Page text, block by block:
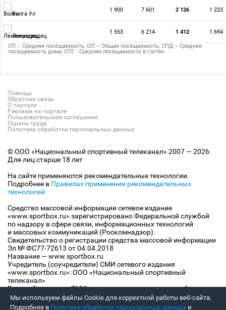
Волга Ул
1 900 7 601 2 126 1 223
Ленинградец
1 553 6 214 1 412 1 694
СП – Средняя посещаемость, ОП – Общая посещаемость, СПД – Средняя
посещаемость дома, СПГ - Средняя посещаемость в гостях
Помощь
Обратная связь
О портале
Реклама на портале
Пользовательское соглашение
Охрана труда
Политика обработки персональных данных
© ООО «Национальный спортивный телеканал» 2007 — 2026.
Для лиц старше 18 лет
На сайте применяются рекомендательные технологии.
Подробнее в Правилах применения рекомендательных
технологий
Средство массовой информации сетевое издание
«www.sportbox.ru» зарегистрировано Федеральной службой
по надзору в сфере связи, информационных технологий
и массовых коммуникаций (Роскомнадзор).
Свидетельство о регистрации средства массовой информации
Эл № ФС77-72613 от 04.04.2018
Название — www.sportbox.ru
Учредитель (соучредители) СМИ сетевого издания
«www.sportbox.ru»: ООО «Национальный спортивный
телеканал»
Главный редактор СМИ сетевого издания «www.sportbox.ru»:
Конов В.А.
Номер телефона редакции СМИ сетевого издания
Мы используем файлы Сookie для корректной работы веб-сайта.
Подробнее в Политике обработки персональных данных и